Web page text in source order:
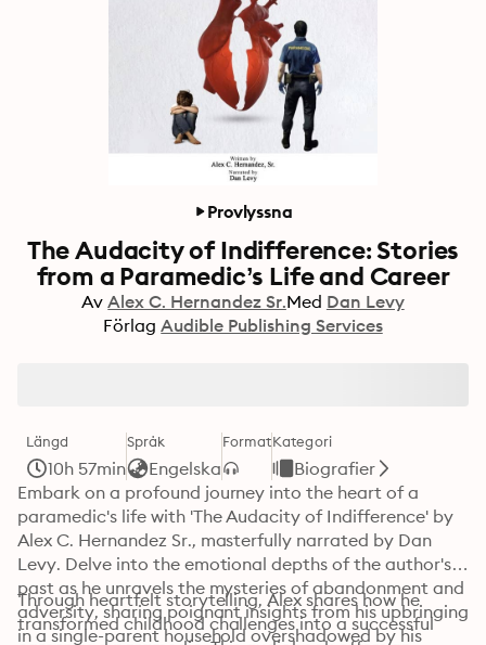
Provlyssna
The Audacity of Indifference: Stories
from a Paramedic’s Life and Career
Av Alex C. Hernandez Sr.Med Dan Levy
Förlag Audible Publishing Services
Längd
10h 57min
Språk
Engelska
FormatKategori
Biografier
Embark on a profound journey into the heart of a
paramedic's life with 'The Audacity of Indifference' by
Alex C. Hernandez Sr., masterfully narrated by Dan
Levy. Delve into the emotional depths of the author's
past as he unravels the mysteries of abandonment and
adversity, sharing poignant insights from his upbringing
in a single-parent household overshadowed by his
Through heartfelt storytelling, Alex shares how he
transformed childhood challenges into a successful